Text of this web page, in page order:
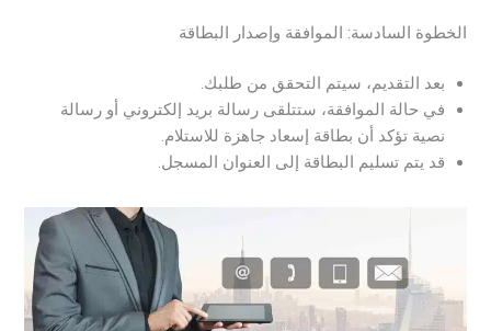
الخطوة السادسة: الموافقة وإصدار البطاقة
بعد التقديم، سيتم التحقق من طلبك.
في حالة الموافقة، ستتلقى رسالة بريد إلكتروني أو رسالة
نصية تؤكد أن بطاقة إسعاد جاهزة للاستلام.
قد يتم تسليم البطاقة إلى العنوان المسجل.